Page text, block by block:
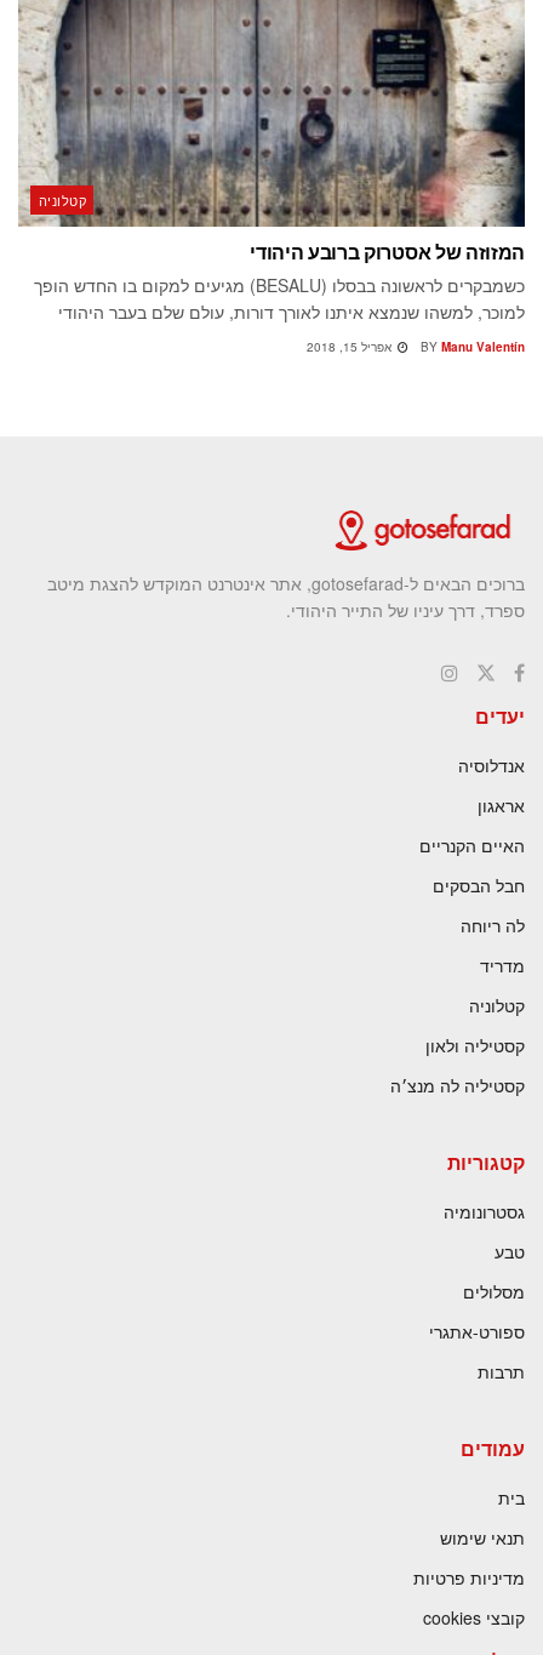
קטלוניה
המזוזה של אסטרוק ברובע היהודי
כשמבקרים לראשונה בבסלו (BESALU) מגיעים למקום בו החדש הופך
למוכר, למשהו שנמצא איתנו לאורך דורות, עולם שלם בעבר היהודי
BY Manu Valentín אפריל 15, 2018
ברוכים הבאים ל-gotosefarad, אתר אינטרנט המוקדש להצגת מיטב
ספרד, דרך עיניו של התייר היהודי.
יעדים
אנדלוסיה
אראגון
האיים הקנריים
חבל הבסקים
לה ריוחה
מדריד
קטלוניה
קסטיליה ולאון
קסטיליה לה מנצ׳ה
קטגוריות
גסטרונומיה
טבע
מסלולים
ספורט-אתגרי
תרבות
עמודים
בית
תנאי שימוש
מדיניות פרטיות
קובצי cookies